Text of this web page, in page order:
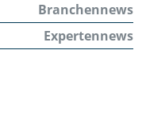
Branchennews
Expertennews